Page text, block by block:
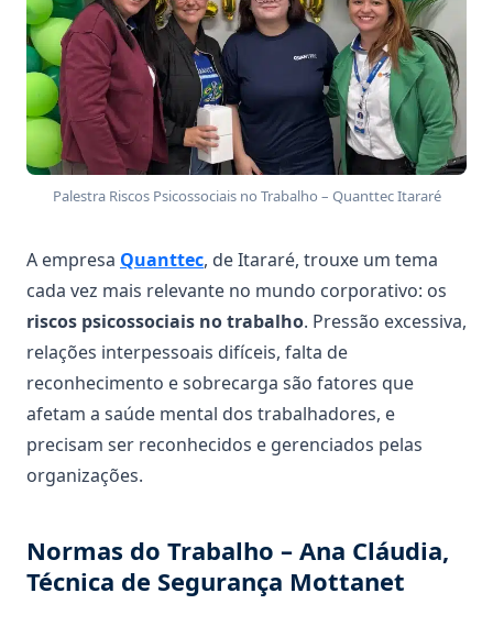
Palestra Riscos Psicossociais no Trabalho – Quanttec Itararé
A empresa Quanttec, de Itararé, trouxe um tema
cada vez mais relevante no mundo corporativo: os
riscos psicossociais no trabalho. Pressão excessiva,
relações interpessoais difíceis, falta de
reconhecimento e sobrecarga são fatores que
afetam a saúde mental dos trabalhadores, e
precisam ser reconhecidos e gerenciados pelas
organizações.
Normas do Trabalho – Ana Cláudia,
Técnica de Segurança Mottanet